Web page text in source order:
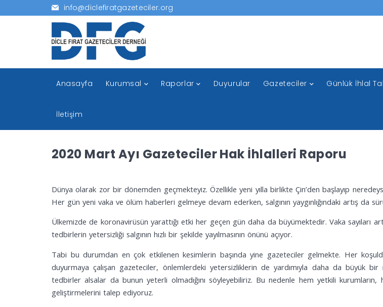
info@diclefiratgazeteciler.org
Anasayfa Kurumsal Raporlar Duyurular Gazeteciler Günlük İhlal
İletişim
2020 Mart Ayı Gazeteciler Hak İhlalleri Raporu
Dünya olarak zor bir dönemden geçmekteyiz. Özellikle yeni yılla birlikte Çin’den başlayıp
Her gün yeni vaka ve ölüm haberleri gelmeye devam ederken, salgının yaygınlığındaki artış da
Ülkemizde de koronavirüsün yarattığı etki her geçen gün daha da büyümektedir. Vaka sayıları
tedbirlerin yetersizliği salgının hızlı bir şekilde yayılmasının önünü açıyor.
Tabi bu durumdan en çok etkilenen kesimlerin başında yine gazeteciler gelmekte. Her
duyurmaya çalışan gazeteciler, önlemlerdeki yetersizliklerin de yardımıyla daha da büyük
tedbirler alsalar da bunun yeterli olmadığını söyleyebiliriz. Bu nedenle hem yetkili
geliştirmelerini talep ediyoruz.